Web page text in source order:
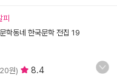
문학동네 한국문학 전집 19
원) 8.4